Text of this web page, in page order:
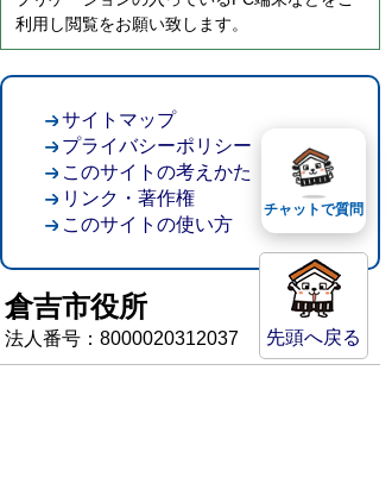
利用し閲覧をお願い致します。
先頭へ戻る
サイトマップ
プライバシーポリシー
このサイトの考えかた
リンク・著作権
このサイトの使い方
倉吉市役所
法人番号：8000020312037
チャットで質問